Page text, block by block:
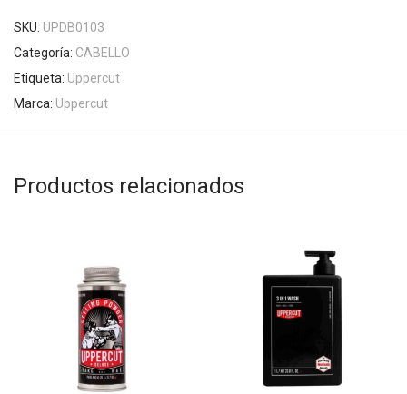
SKU: UPDB0103
Categoría: CABELLO
Etiqueta: Uppercut
Marca: Uppercut
Productos relacionados